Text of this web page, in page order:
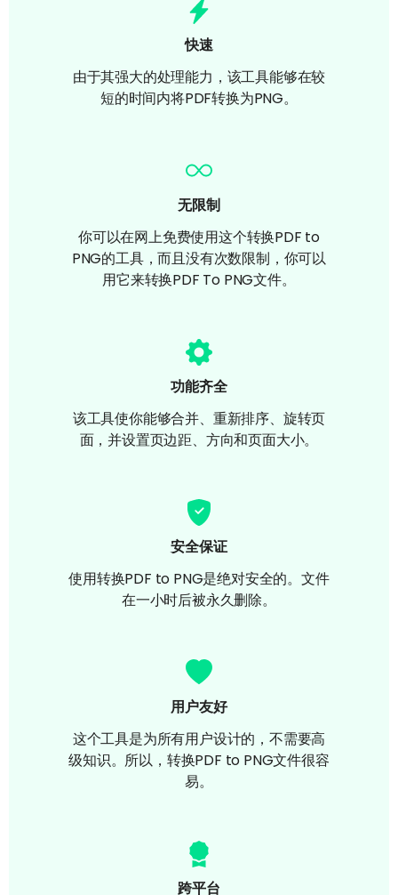
快速
由于其强大的处理能力，该工具能够在较
短的时间内将PDF转换为PNG。
无限制
你可以在网上免费使用这个转换PDF to
PNG的工具，而且没有次数限制，你可以
用它来转换PDF To PNG文件。
功能齐全
该工具使你能够合并、重新排序、旋转页
面，并设置页边距、方向和页面大小。
安全保证
使用转换PDF to PNG是绝对安全的。文件
在一小时后被永久删除。
用户友好
这个工具是为所有用户设计的，不需要高
级知识。所以，转换PDF to PNG文件很容
易。
跨平台